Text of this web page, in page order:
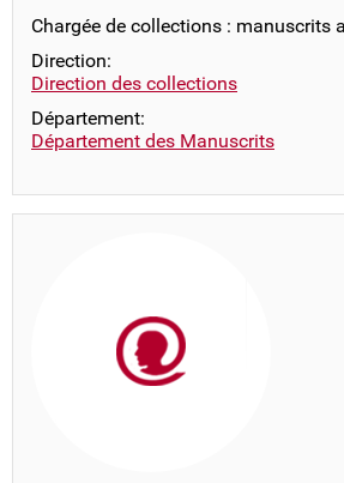
Chargée de collections : manuscrits
Direction:
Direction des collections
Département:
Département des Manuscrits